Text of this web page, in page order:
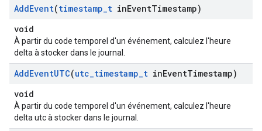
AddEvent(timestamp_t inEventTimestamp)
void
À partir du code temporel d'un événement, calculez l'heure
delta à stocker dans le journal.
AddEventUTC(utc_timestamp_t inEventTimestamp)
void
À partir du code temporel d'un événement, calculez l'heure
delta utc à stocker dans le journal.